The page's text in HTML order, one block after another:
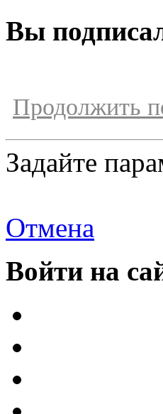
Вы
Продолжить
Задайте
Отмена
Войти на